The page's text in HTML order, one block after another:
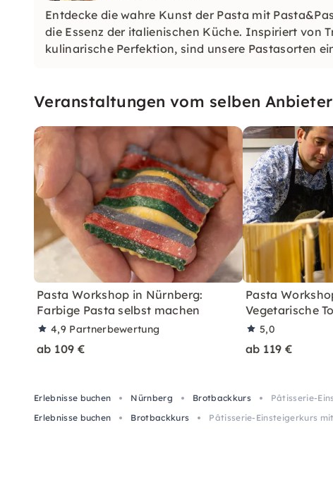
Entdecke die wahre Kunst der Pasta mit
die Essenz der italienischen Küche. Inspiriert von
kulinarische Perfektion, sind unsere Pastasorten
Veranstaltungen vom selben Anbieter
Pasta Workshop in Nürnberg:
Farbige Pasta selbst machen
4,9 Partnerbewertung
ab 109 €
Pasta
Vegetarische
5,0
ab 119 €
Erlebnisse buchen Nürnberg Brotbackkurs
Pâtisserie-
Erlebnisse buchen
Brotbackkurs Pâtisserie-Einsteigerkurs